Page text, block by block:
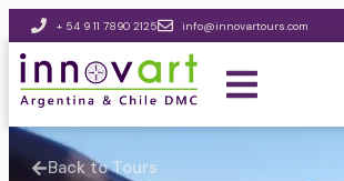
+ 54 9 11 7890 2125 info@innovartours.com
Back to Tours